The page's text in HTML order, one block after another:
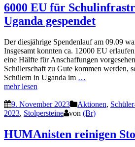
6000 EU für
Uganda gespendet
Der diesjährige Spendenlauf am 09.09
Insgesamt konnten ca. 12000 EU
eine Hälfte für Anschaffungen
Schülerschaft zu Gute kommen werden,
Schülern in Uganda im …
mehr lesen
9. November 2023 Aktionen,
2023, Stolpersteine von (Br)
HUMAnisten reinigen